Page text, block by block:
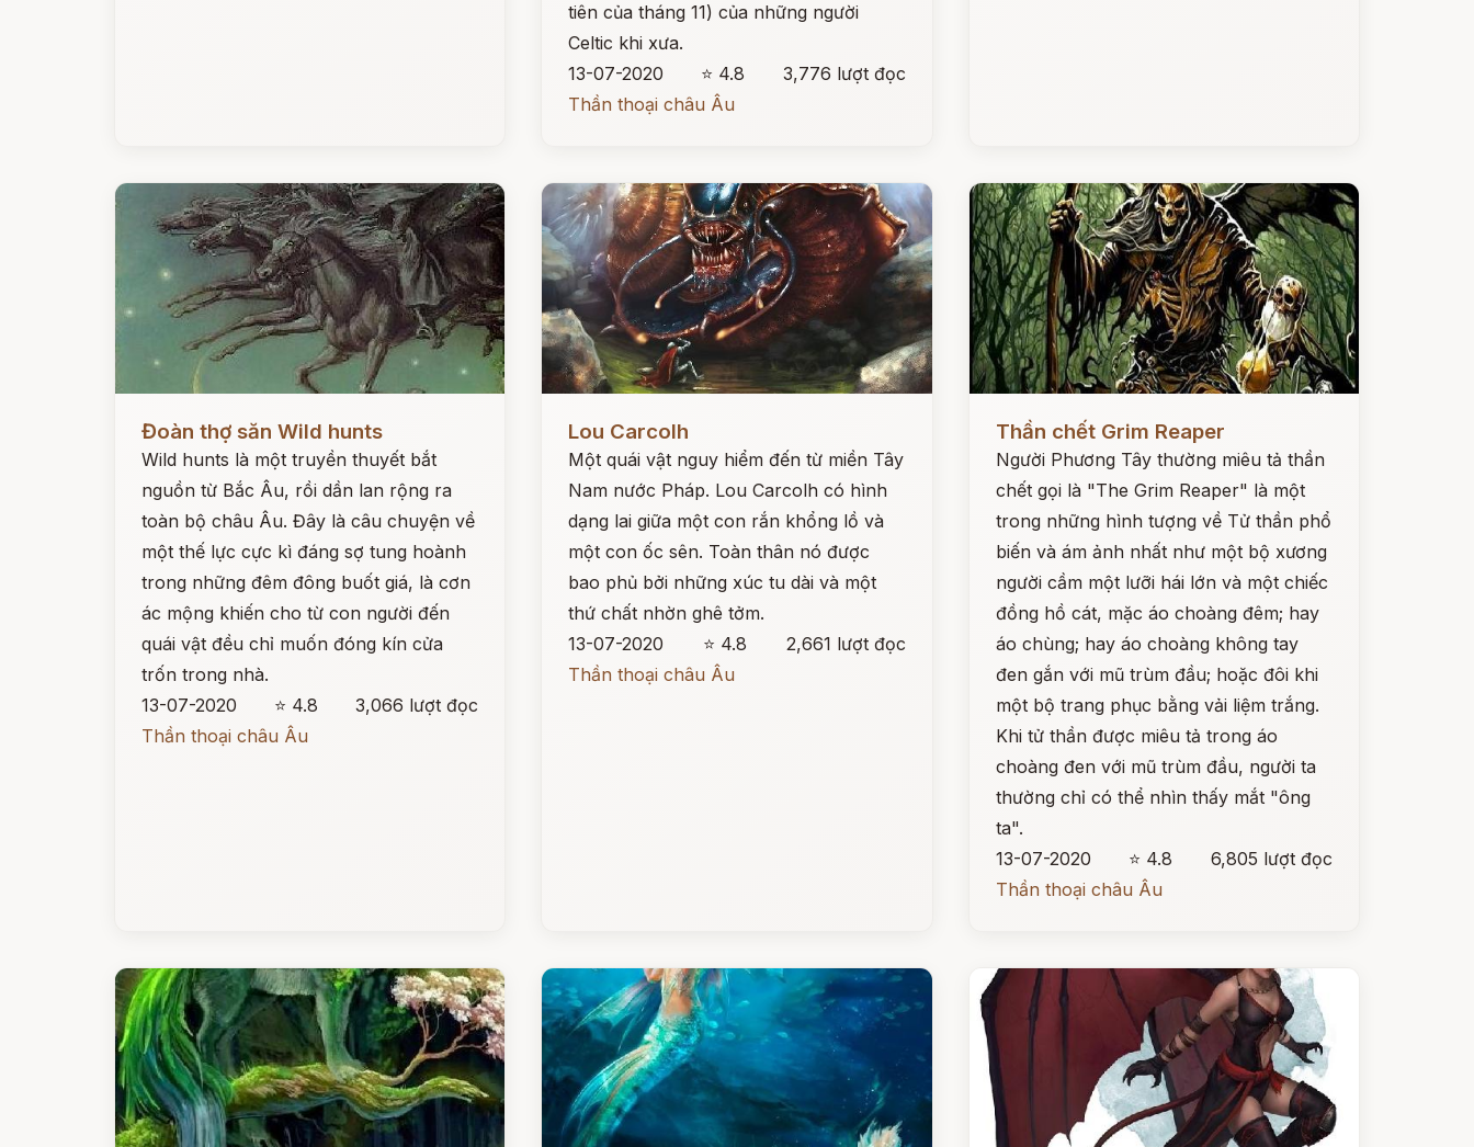
tiên của tháng 11) của những người
Celtic khi xưa.
13-07-2020
⭐ 4.8
3,776 lượt đọc
Thần thoại châu Âu
Đoàn thợ săn Wild hunts
Wild hunts là một truyền thuyết bắt
nguồn từ Bắc Âu, rồi dần lan rộng ra
toàn bộ châu Âu. Đây là câu chuyện về
một thế lực cực kì đáng sợ tung hoành
trong những đêm đông buốt giá, là cơn
ác mộng khiến cho từ con người đến
quái vật đều chỉ muốn đóng kín cửa
trốn trong nhà.
13-07-2020
⭐ 4.8
3,066 lượt đọc
Thần thoại châu Âu
Lou Carcolh
Một quái vật nguy hiểm đến từ miền Tây
Nam nước Pháp. Lou Carcolh có hình
dạng lai giữa một con rắn khổng lồ và
một con ốc sên. Toàn thân nó được
bao phủ bởi những xúc tu dài và một
thứ chất nhờn ghê tởm.
13-07-2020
⭐ 4.8
2,661 lượt đọc
Thần thoại châu Âu
Đọc ngay
Thần chết Grim Reaper
Người Phương Tây thường miêu tả thần
chết gọi là "The Grim Reaper" là một
trong những hình tượng về Tử thần phổ
biến và ám ảnh nhất như một bộ xương
người cầm một lưỡi hái lớn và một chiếc
đồng hồ cát, mặc áo choàng đêm; hay
áo chùng; hay áo choàng không tay
đen gắn với mũ trùm đầu; hoặc đôi khi
một bộ trang phục bằng vải liệm trắng.
Khi tử thần được miêu tả trong áo
choàng đen với mũ trùm đầu, người ta
thường chỉ có thể nhìn thấy mắt "ông
ta".
13-07-2020
⭐ 4.8
6,805 lượt đọc
Thần thoại châu Âu